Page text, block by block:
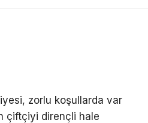
zorlu koşullarda var
çiftçiyi dirençli hale